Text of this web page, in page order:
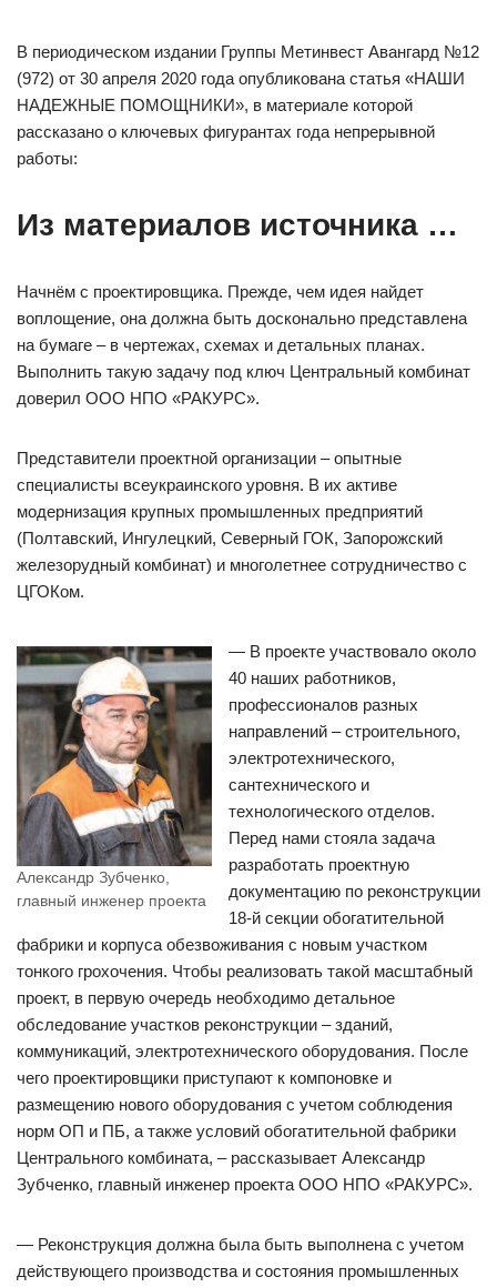
В периодическом издании Группы Метинвест Авангард №12
(972) от 30 апреля 2020 года опубликована статья «НАШИ
НАДЕЖНЫЕ ПОМОЩНИКИ», в материале которой
рассказано о ключевых фигурантах года непрерывной
работы:
Из материалов источника …
Начнём с проектировщика. Прежде, чем идея найдет
воплощение, она должна быть досконально представлена ​​
на бумаге – в чертежах, схемах и детальных планах.
Выполнить такую ​​задачу под ключ Центральный комбинат
доверил ООО НПО «РАКУРС».
Представители проектной организации – опытные
специалисты всеукраинского уровня. В их активе
модернизация крупных промышленных предприятий
(Полтавский, Ингулецкий, Северный ГОК, Запорожский
железорудный комбинат) и многолетнее сотрудничество с
ЦГОКом.
Александр Зубченко,
главный инженер проекта
— В проекте участвовало около
40 наших работников,
профессионалов разных
направлений – строительного,
электротехнического,
сантехнического и
технологического отделов.
Перед нами стояла задача
разработать проектную
документацию по реконструкции
18-й секции обогатительной
фабрики и корпуса обезвоживания с новым участком
тонкого грохочения. Чтобы реализовать такой масштабный
проект, в первую очередь необходимо детальное
обследование участков реконструкции – зданий,
коммуникаций, электротехнического оборудования. После
чего проектировщики приступают к компоновке и
размещению нового оборудования с учетом соблюдения
норм ОП и ПБ, а также условий обогатительной фабрики
Центрального комбината, – рассказывает Александр
Зубченко, главный инженер проекта ООО НПО «РАКУРС».
— Реконструкция должна была быть выполнена с учетом
действующего производства и состояния промышленных